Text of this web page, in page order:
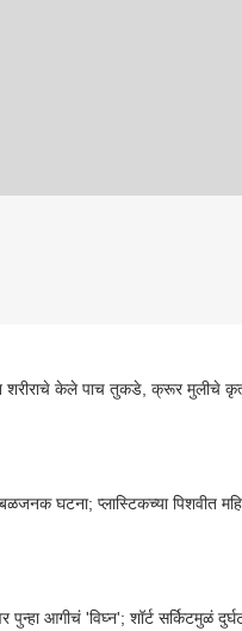
शरीराचे केले पाच तुकडे, क्रूर मुलीचे
घटना; प्लास्टिकच्या पिशवीत
पुन्हा आगीचं 'विघ्न'; शॉर्ट सर्किटमुळं